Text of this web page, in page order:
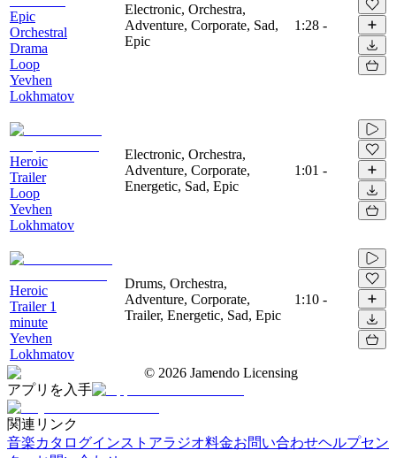
Epic
Orchestral
Drama
Loop
Yevhen
Lokhmatov
Electronic, Orchestra,
Adventure, Corporate, Sad,
Epic
1:28 -
Heroic
Trailer
Loop
Yevhen
Lokhmatov
Electronic, Orchestra,
Adventure, Corporate,
Energetic, Sad, Epic
1:01 -
Heroic
Trailer 1
minute
Yevhen
Lokhmatov
Drums, Orchestra,
Adventure, Corporate,
Trailer, Energetic, Sad, Epic
1:10 -
© 2026 Jamendo Licensing
アプリを入手
関連リンク
音楽カタログインストアラジオ料金お問い合わせヘルプセン